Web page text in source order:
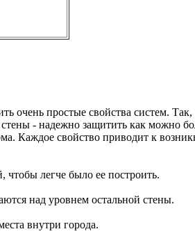
очень простые свойства систем.
- надежно защитить как можно
Каждое свойство приводит к
легче было ее построить.
над уровнем остальной стены.
внутри города.